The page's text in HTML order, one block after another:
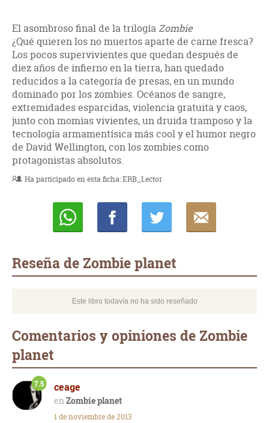
El asombroso final de la trilogíaZombie
¿Qué quieren los no muertos aparte de carne fresca?
Los pocos supervivientes que quedan después de
diez años de infierno en la tierra, han quedado
reducidos a la categoría de presas, en un mundo
dominado por los zombies. Océanos de sangre,
extremidades esparcidas, violencia gratuita y caos,
junto con momias vivientes, un druida tramposo y la
tecnología armamentísica más cool y el humor negro
de David Wellington, con los zombies como
protagonistas absolutos.
Ha participado en esta ficha:ERB_Lector
Reseña de Zombie planet
Este libro todavía no ha sido reseñado
Comentarios y opiniones de Zombie
planet
ceage
Zombie planet
7.5
1 de noviembre de 2013